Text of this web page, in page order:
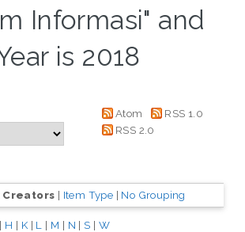
Informasi" and
is 2018
Atom
RSS 1.0
RSS 2.0
Creators | Item Type | No Grouping
| H | K | L | M | N | S | W